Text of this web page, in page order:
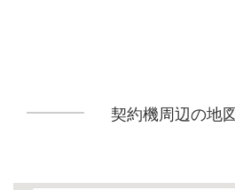
契約機周辺の地